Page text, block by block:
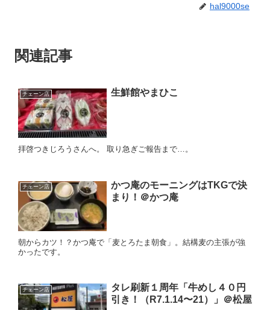
hal9000se
関連記事
チェーン店 生鮮館やまひこ
拝啓つきじろうさんへ。 取り急ぎご報告まで…。
チェーン店
かつ庵のモーニングはTKGで決
まり！＠かつ庵
朝からカツ！？かつ庵で「麦とろたま朝食」。結構麦の主張が強
かったです。
チェーン店
タレ刷新１周年「牛めし４０円
引き！（R7.1.14〜21）」＠松屋